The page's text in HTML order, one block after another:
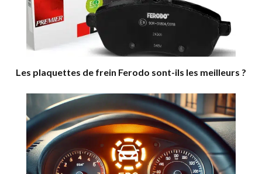
Les plaquettes de frein Ferodo sont-ils les meilleurs ?